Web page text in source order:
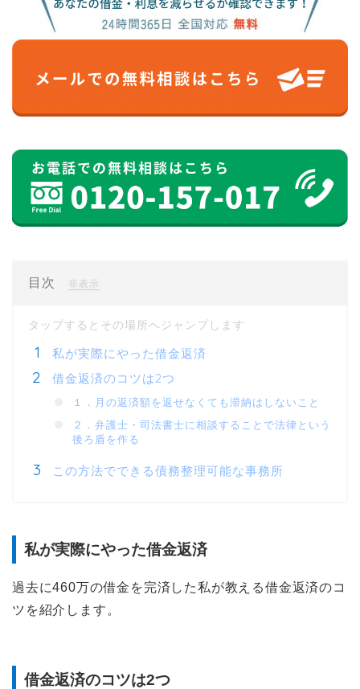
目次 非表示
私が実際にやった借金返済
借金返済のコツは2つ
１．月の返済額を返せなくても滞納はしないこと
２．弁護士・司法書士に相談することで法律という
後ろ盾を作る
この方法でできる債務整理可能な事務所
私が実際にやった借金返済
過去に460万の借金を完済した私が教える借金返済のコ
ツを紹介します。
借金返済のコツは2つ